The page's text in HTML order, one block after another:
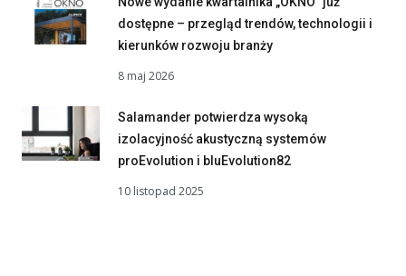
dostępne – przegląd trendów, technologii i
kierunków rozwoju branży
8 maj 2026
Salamander potwierdza wysoką
izolacyjność akustyczną systemów
proEvolution i bluEvolution82
10 listopad 2025